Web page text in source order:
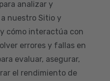
analizar y
nuestro Sitio y
cómo interactúa con
errores y fallas en
evaluar, asegurar,
el rendimiento de